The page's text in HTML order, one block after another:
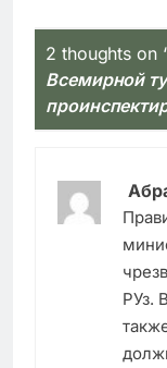
2 thoughts on
Всемирной
РУз.